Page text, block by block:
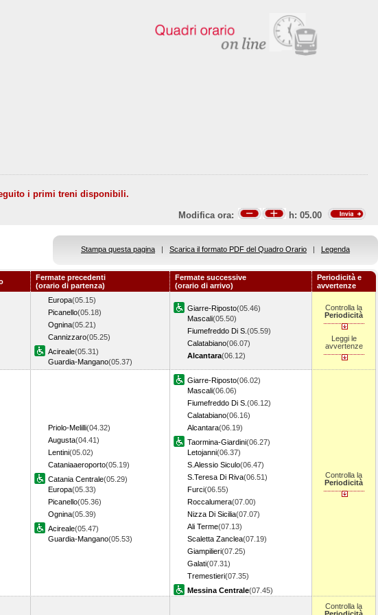
i primi treni disponibili.
Modifica ora: h: 05.00
Stampa questa pagina | Scarica il formato PDF del Quadro Orario | Legenda
Fermate precedenti
(orario di partenza)
Fermate successive
(orario di arrivo)
Periodicità e
avvertenze
Europa(05.15)
Picanello(05.18)
Ognina(05.21)
Cannizzaro(05.25)
Acireale(05.31)
Guardia-Mangano(05.37)
Giarre-Riposto(05.46)
Mascali(05.50)
Fiumefreddo Di S. (05.59)
Calatabiano(06.07)
Alcantara(06.12)
Controlla la
Periodicità
Leggi le
avvertenze
Priolo-Melilli(04.32)
Augusta(04.41)
Lentini(05.02)
Cataniaaeroporto(05.19)
Catania Centrale(05.29)
Europa(05.33)
Picanello(05.36)
Ognina(05.39)
Acireale(05.47)
Guardia-Mangano(05.53)
Giarre-Riposto(06.02)
Mascali(06.06)
Fiumefreddo Di S. (06.12)
Calatabiano(06.16)
Alcantara(06.19)
Taormina-Giardini(06.27)
Letojanni(06.37)
S.Alessio Siculo(06.47)
S.Teresa Di Riva(06.51)
Furci(06.55)
Roccalumera(07.00)
Nizza Di Sicilia(07.07)
Ali Terme(07.13)
Scaletta Zanclea(07.19)
Giampilieri(07.25)
Galati(07.31)
Tremestieri(07.35)
Messina Centrale(07.45)
Controlla la
Periodicità
Controlla la